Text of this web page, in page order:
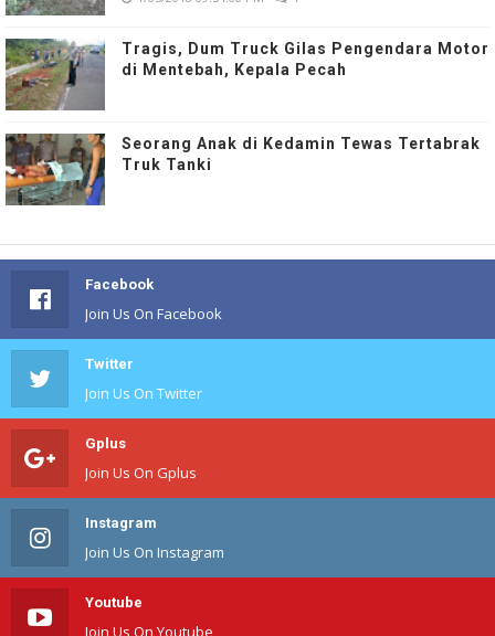
Tragis, Dum Truck Gilas Pengendara Motor
di Mentebah, Kepala Pecah
Seorang Anak di Kedamin Tewas Tertabrak
Truk Tanki
Facebook
Join Us On Facebook
Twitter
Join Us On Twitter
Gplus
Join Us On Gplus
Instagram
Join Us On Instagram
Youtube
Join Us On Youtube